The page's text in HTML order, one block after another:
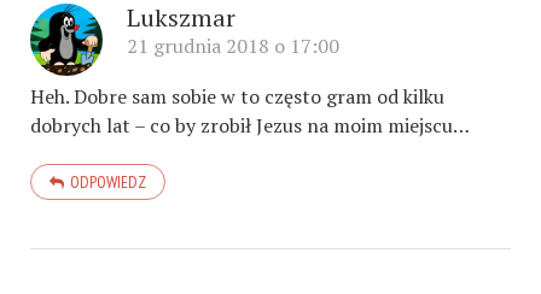
Lukszmar
21 grudnia 2018 o 17:00
Heh. Dobre sam sobie w to często gram od kilku
dobrych lat – co by zrobił Jezus na moim miejscu…
ODPOWIEDZ